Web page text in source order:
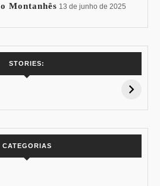
Montanhês 13 de junho de 2025
STORIES:
Pessoal: Os
CATEGORIAS